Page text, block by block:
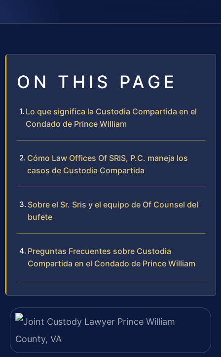
ON THIS PAGE
Lo que significa la Custodia Compartida en el
Condado de Prince William
Cómo Law Offices Of SRIS, P.C. maneja los
casos de Custodia Compartida
Sobre el Sr. Sris y el equipo de Of Counsel del
bufete
Preguntas Frecuentes sobre Custodia
Compartida en el Condado de Prince William